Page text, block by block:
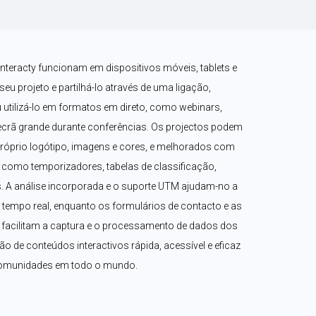
funcionam em dispositivos móveis, tablets e
projeto e partilhá-lo através de uma ligação,
lo em formatos em direto, como webinars,
grande durante conferências. Os projectos podem
logótipo, imagens e cores, e melhorados com
temporizadores, tabelas de classificação,
análise incorporada e o suporte UTM ajudam-no a
real, enquanto os formulários de contacto e as
a captura e o processamento de dados dos
de conteúdos interactivos rápida, acessível e eficaz
em todo o mundo.